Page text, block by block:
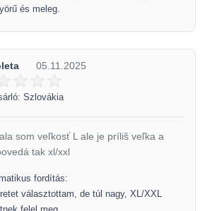
és meleg.
05.11.2025
Szlovákia
som veľkosť L ale je príliš veľka a
tak xl/xxl
fordítás:
választottam, de túl nagy, XL/XXL